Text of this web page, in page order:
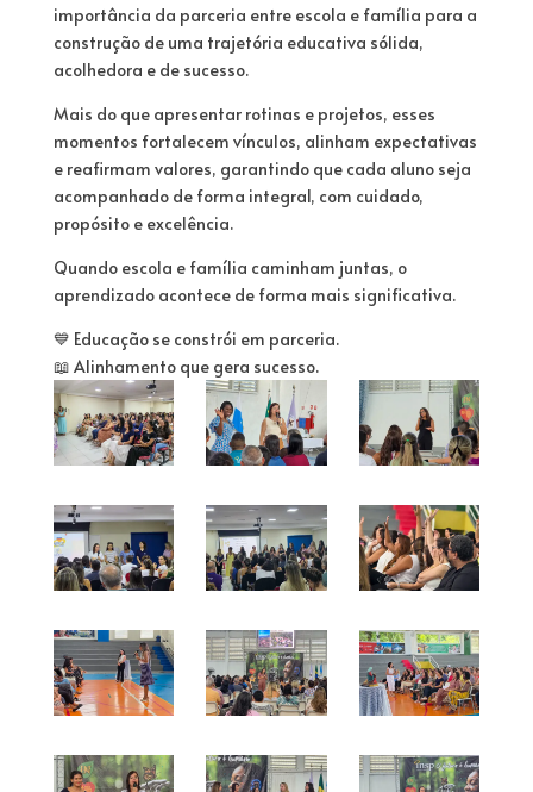
importância da parceria entre escola e família para a
construção de uma trajetória educativa sólida,
acolhedora e de sucesso.
Mais do que apresentar rotinas e projetos, esses
momentos fortalecem vínculos, alinham expectativas
e reafirmam valores, garantindo que cada aluno seja
acompanhado de forma integral, com cuidado,
propósito e excelência.
Quando escola e família caminham juntas, o
aprendizado acontece de forma mais significativa.
💙 Educação se constrói em parceria.
📖 Alinhamento que gera sucesso.